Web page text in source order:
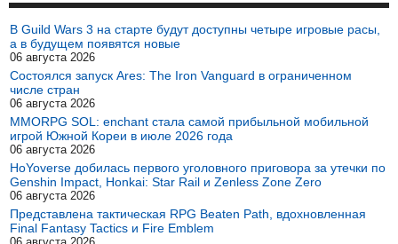
В Guild Wars 3 на старте будут доступны четыре игровые расы,
а в будущем появятся новые
06 августа 2026
Состоялся запуск Ares: The Iron Vanguard в ограниченном
числе стран
06 августа 2026
MMORPG SOL: enchant стала самой прибыльной мобильной
игрой Южной Кореи в июле 2026 года
06 августа 2026
HoYoverse добилась первого уголовного приговора за утечки по
Genshin Impact, Honkai: Star Rail и Zenless Zone Zero
06 августа 2026
Представлена тактическая RPG Beaten Path, вдохновленная
Final Fantasy Tactics и Fire Emblem